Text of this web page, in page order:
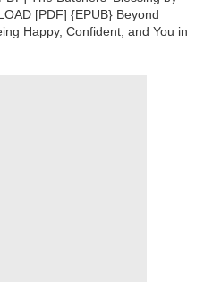
[PDF] {EPUB} Beyond
Happy, Confident, and You in